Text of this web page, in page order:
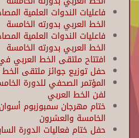
فاعليات الندوات العلمية
الخط العربي بدورته الخامسة
فاعليات الندوات العلمية
الخط العربي بدورته الخامسة
افتتاح ملتقى الخط العربي
حفل توزيع جوائز ملتقى الخط
المؤتمر الصحفي للدورة
لفن الخط العربي
ختام مهرجان سمبوزبوم
الخامسة والعشرون
حفل ختام فعاليات الدورة